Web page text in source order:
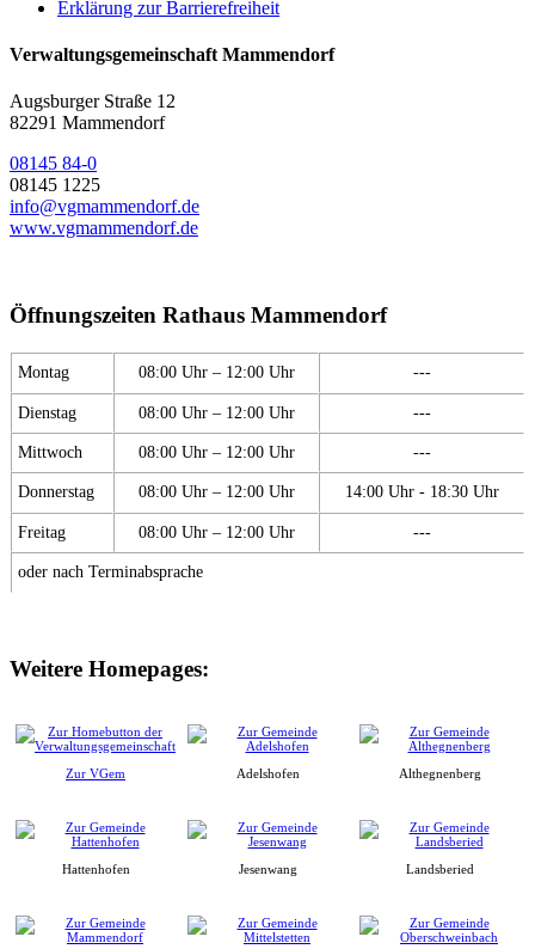
Erklärung zur Barrierefreiheit
Verwaltungsgemeinschaft Mammendorf
Augsburger Straße 12
82291 Mammendorf
08145 84-0
08145 1225
info@vgmammendorf.de
www.vgmammendorf.de
Öffnungszeiten Rathaus Mammendorf
Montag 08:00 Uhr – 12:00 Uhr ---
Dienstag 08:00 Uhr – 12:00 Uhr ---
Mittwoch 08:00 Uhr – 12:00 Uhr ---
Donnerstag 08:00 Uhr – 12:00 Uhr 14:00 Uhr - 18:30 Uhr
Freitag 08:00 Uhr – 12:00 Uhr ---
oder nach Terminabsprache
Weitere Homepages:
Zur VGem Adelshofen Althegnenberg
Hattenhofen Jesenwang Landsberied